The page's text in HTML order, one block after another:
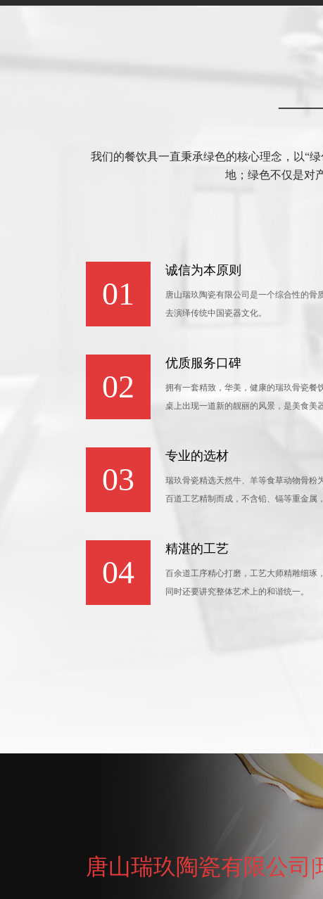
——
我们的餐饮具一直秉承绿色的核心理念，以“
地；绿色不仅是对
01
诚信为本原则
唐山瑞玖陶瓷有限公司是一个综合性的骨
去演绎传统中国瓷器文化。
02
优质服务口碑
拥有一套精致，华美，健康的瑞玖骨瓷餐
桌上出现一道新的靓丽的风景，是美食美
03
专业的选材
瑞玖骨瓷精选天然牛、羊等食草动物骨粉
百道工艺精制而成，不含铅、镉等重金属
04
精湛的工艺
百余道工序精心打磨，工艺大师精雕细琢
同时还要讲究整体艺术上的和谐统一。
唐山瑞玖陶瓷有限公司